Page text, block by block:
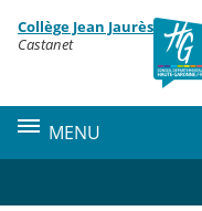
Menu de la rubrique
Contenu
Collège Jean Jaurès
Castanet
MENU